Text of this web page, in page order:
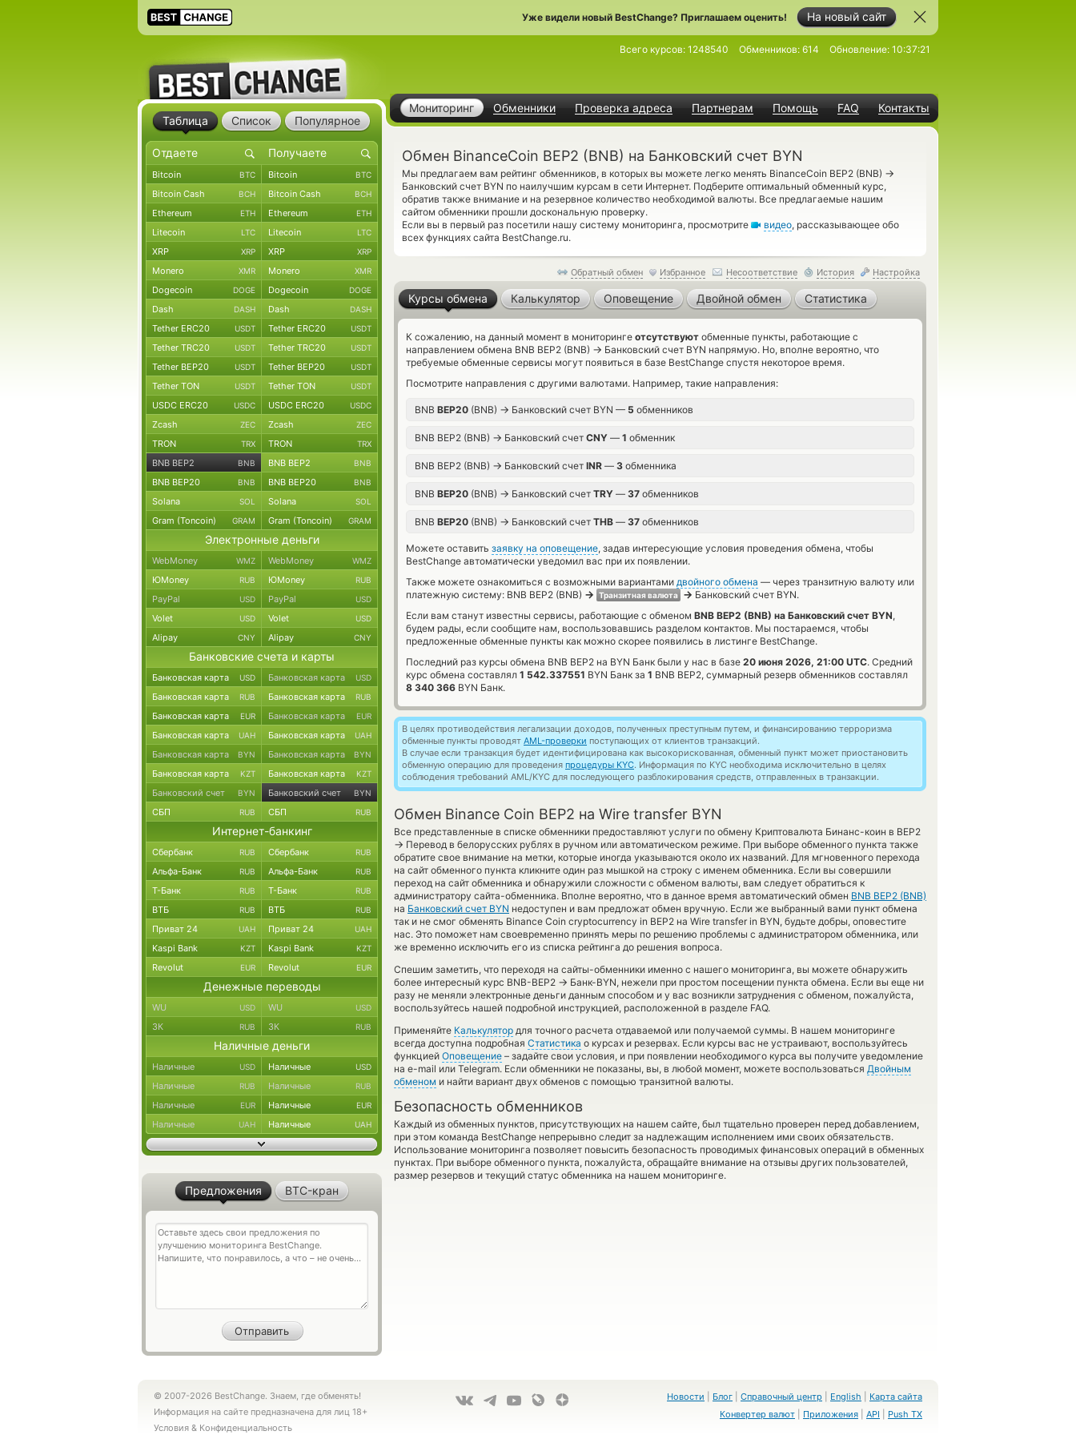
На новый сайт
Уже видели новый BestChange? Приглашаем оценить!
Мониторинг Обменники Проверка адреса Партнерам Помощь FAQ Контакты
Всего курсов: 1248540 Обменников: 614 Обновление: 10:37:21
Обмен BinanceCoin BEP2 (BNB) на Банковский счет BYN
Мы предлагаем вам рейтинг обменников, в которых вы можете легко менять BinanceCoin BEP2 (BNB) →
Банковский счет BYN по наилучшим курсам в сети Интернет. Подберите оптимальный обменный курс,
обратив также внимание и на резервное количество необходимой валюты. Все предлагаемые нашим
сайтом обменники прошли доскональную проверку.
Если вы в первый раз посетили нашу систему мониторинга, просмотрите
видео, рассказывающее обо
всех функциях сайта BestChange.ru.
Обратный обмен Избранное Несоответствие История Настройка
Курсы обмена Калькулятор Оповещение Двойной обмен Статистика
К сожалению, на данный момент в мониторинге отсутствуют обменные пункты, работающие с
направлением обмена BNB BEP2 (BNB) → Банковский счет BYN напрямую. Но, вполне вероятно, что
требуемые обменные сервисы могут появиться в базе BestChange спустя некоторое время.
Посмотрите направления с другими валютами. Например, такие направления:
BNB BEP20 (BNB) → Банковский счет BYN — 5 обменников
BNB BEP2 (BNB) → Банковский счет CNY — 1 обменник
BNB BEP2 (BNB) → Банковский счет INR — 3 обменника
BNB BEP20 (BNB) → Банковский счет TRY — 37 обменников
BNB BEP20 (BNB) → Банковский счет THB — 37 обменников
Можете оставить заявку на оповещение, задав интересующие условия проведения обмена, чтобы
BestChange автоматически уведомил вас при их появлении.
Также можете ознакомиться с возможными вариантами двойного обмена — через транзитную валюту или
платежную систему: BNB BEP2 (BNB) → Транзитная валюта → Банковский счет BYN.
Если вам станут известны сервисы, работающие с обменом BNB BEP2 (BNB) на Банковский счет BYN,
будем рады, если сообщите нам, воспользовавшись разделом контактов. Мы постараемся, чтобы
предложенные обменные пункты как можно скорее появились в листинге BestChange.
Последний раз курсы обмена BNB BEP2 на BYN Банк были у нас в базе 20 июня 2026, 21:00 UTC. Средний
курс обмена составлял 1 542.337551 BYN Банк за 1 BNB BEP2, суммарный резерв обменников составлял
8 340 366 BYN Банк.
В целях противодействия легализации доходов, полученных преступным путем, и финансированию терроризма
обменные пункты проводят AML-проверки поступающих от клиентов транзакций.
В случае если транзакция будет идентифицирована как высокорискованная, обменный пункт может приостановить
обменную операцию для проведения процедуры KYC. Информация по KYC необходима исключительно в целях
соблюдения требований AML/KYC для последующего разблокирования средств, отправленных в транзакции.
Обмен Binance Coin BEP2 на Wire transfer BYN
Все представленные в списке обменники предоставляют услуги по обмену Криптовалюта Бинанс-коин в BEP2
→ Перевод в белорусских рублях в ручном или автоматическом режиме. При выборе обменного пункта также
обратите свое внимание на метки, которые иногда указываются около их названий. Для мгновенного перехода
на сайт обменного пункта кликните один раз мышкой на строку с именем обменника. Если вы совершили
переход на сайт обменника и обнаружили сложности с обменом валюты, вам следует обратиться к
администратору сайта-обменника. Вполне вероятно, что в данное время автоматический обмен BNB BEP2 (BNB)
на Банковский счет BYN недоступен и вам предложат обмен вручную. Если же выбранный вами пункт обмена
так и не смог обменять Binance Coin cryptocurrency in BEP2 на Wire transfer in BYN, будьте добры, оповестите
нас. Это поможет нам своевременно принять меры по решению проблемы с администратором обменника, или
же временно исключить его из списка рейтинга до решения вопроса.
Спешим заметить, что переходя на сайты-обменники именно с нашего мониторинга, вы можете обнаружить
более интересный курс BNB-BEP2 → Банк-BYN, нежели при простом посещении пункта обмена. Если вы еще ни
разу не меняли электронные деньги данным способом и у вас возникли затруднения с обменом, пожалуйста,
воспользуйтесь нашей подробной инструкцией, расположенной в разделе FAQ.
Применяйте Калькулятор для точного расчета отдаваемой или получаемой суммы. В нашем мониторинге
всегда доступна подробная Статистика о курсах и резервах. Если курсы вас не устраивают, воспользуйтесь
функцией Оповещение – задайте свои условия, и при появлении необходимого курса вы получите уведомление
на e-mail или Telegram. Если обменники не показаны, вы, в любой момент, можете воспользоваться Двойным
обменом и найти вариант двух обменов с помощью транзитной валюты.
Безопасность обменников
Каждый из обменных пунктов, присутствующих на нашем сайте, был тщательно проверен перед добавлением,
при этом команда BestChange непрерывно следит за надлежащим исполнением ими своих обязательств.
Использование мониторинга позволяет повысить безопасность проводимых финансовых операций в обменных
пунктах. При выборе обменного пункта, пожалуйста, обращайте внимание на отзывы других пользователей,
размер резервов и текущий статус обменника на нашем мониторинге.
Таблица Список Популярное
Bitcoin BTC Bitcoin BTC
Bitcoin Cash BCH Bitcoin Cash BCH
Ethereum ETH Ethereum ETH
Litecoin LTC Litecoin LTC
XRP XRP XRP XRP
Monero XMR Monero XMR
Dogecoin DOGE Dogecoin DOGE
Dash DASH Dash DASH
Tether ERC20 USDT Tether ERC20 USDT
Tether TRC20 USDT Tether TRC20 USDT
Tether BEP20 USDT Tether BEP20 USDT
Tether TON USDT Tether TON USDT
USDC ERC20 USDC USDC ERC20 USDC
Zcash ZEC Zcash ZEC
TRON TRX TRON TRX
BNB BEP2 BNB BNB BEP2 BNB
BNB BEP20 BNB BNB BEP20 BNB
Solana SOL Solana SOL
Gram (Toncoin) GRAM Gram (Toncoin) GRAM
Электронные деньги
WebMoney WMZ WebMoney WMZ
ЮMoney RUB ЮMoney RUB
PayPal USD PayPal USD
Volet USD Volet USD
Alipay CNY Alipay CNY
Банковские счета и карты
Банковская карта USD Банковская карта USD
Банковская карта RUB Банковская карта RUB
Банковская карта EUR Банковская карта EUR
Банковская карта UAH Банковская карта UAH
Банковская карта BYN Банковская карта BYN
Банковская карта KZT Банковская карта KZT
Банковский счет BYN Банковский счет BYN
СБП RUB СБП RUB
Интернет-банкинг
Сбербанк RUB Сбербанк RUB
Альфа-Банк RUB Альфа-Банк RUB
Т-Банк RUB Т-Банк RUB
ВТБ RUB ВТБ RUB
Приват 24 UAH Приват 24 UAH
Kaspi Bank KZT Kaspi Bank KZT
Revolut EUR Revolut EUR
Денежные переводы
WU USD WU USD
ЗК RUB ЗК RUB
Наличные деньги
Наличные USD Наличные USD
Наличные RUB Наличные RUB
Наличные EUR Наличные EUR
Наличные UAH Наличные UAH
Предложения BTC-кран
© 2007-2026 BestChange. Знаем, где обменять!
Информация на сайте предназначена для лиц 18+
Условия & Конфиденциальность
Новости Блог Справочный центр English
Карта сайта
Конвертер валют
Приложения API Push TX